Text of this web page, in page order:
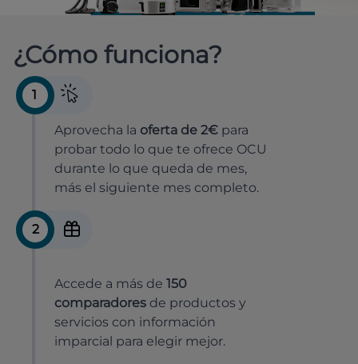
¿Cómo funciona?
1
Aprovecha la oferta de 2€ para
probar todo lo que te ofrece OCU
durante lo que queda de mes,
más el siguiente mes completo.
2
Accede a más de 150
comparadores de productos y
servicios con información
imparcial para elegir mejor.